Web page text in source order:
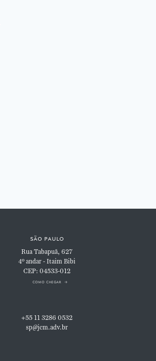
são paulo
Rua Tabapuã, 627
4º andar - Itaim Bibi
CEP: 04533-012
como chegar
+55 11 3286 0532
sp@jcm.adv.br